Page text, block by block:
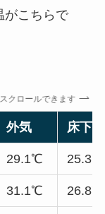
がこちらで
スクロールできます
外気 床下
29.1℃ 25.3℃
31.1℃ 26.8℃